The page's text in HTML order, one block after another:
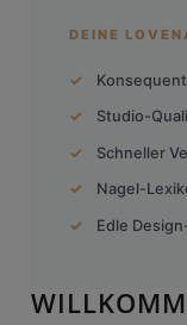
DEINE
Studio-
Schneller
Nagel-
Edle